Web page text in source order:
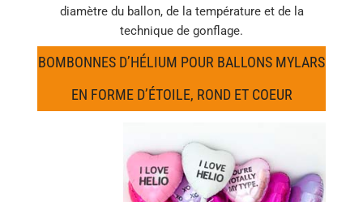
diamètre du ballon, de la température et de la
technique de gonflage.
BOMBONNES D’HÉLIUM POUR BALLONS MYLARS
EN FORME D’ÉTOILE, ROND ET COEUR